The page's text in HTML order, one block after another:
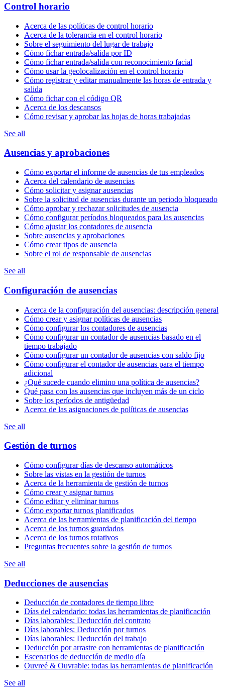
Control horario
Acerca de las políticas de control horario
Acerca de la tolerancia en el control horario
Sobre el seguimiento del lugar de trabajo
Cómo fichar entrada/salida por ID
Cómo fichar entrada/salida con reconocimiento facial
Cómo usar la geolocalización en el control horario
Cómo registrar y editar manualmente las horas de entrada y
salida
Cómo fichar con el código QR
Acerca de los descansos
Cómo revisar y aprobar las hojas de horas trabajadas
See all
Ausencias y aprobaciones
Cómo exportar el informe de ausencias de tus empleados
Acerca del calendario de ausencias
Cómo solicitar y asignar ausencias
Sobre la solicitud de ausencias durante un periodo bloqueado
Cómo aprobar y rechazar solicitudes de ausencia
Cómo configurar períodos bloqueados para las ausencias
Cómo ajustar los contadores de ausencia
Sobre ausencias y aprobaciones
Cómo crear tipos de ausencia
Sobre el rol de responsable de ausencias
See all
Configuración de ausencias
Acerca de la configuración del ausencias: descripción general
Cómo crear y asignar políticas de ausencias
Cómo configurar los contadores de ausencias
Cómo configurar un contador de ausencias basado en el
tiempo trabajado
Cómo configurar un contador de ausencias con saldo fijo
Cómo configurar el contador de ausencias para el tiempo
adicional
¿Qué sucede cuando elimino una política de ausencias?
Qué pasa con las ausencias que incluyen más de un ciclo
Sobre los períodos de antigüedad
Acerca de las asignaciones de políticas de ausencias
See all
Gestión de turnos
Cómo configurar días de descanso automáticos
Sobre las vistas en la gestión de turnos
Acerca de la herramienta de gestión de turnos
Cómo crear y asignar turnos
Cómo editar y eliminar turnos
Cómo exportar turnos planificados
Acerca de las herramientas de planificación del tiempo
Acerca de los turnos guardados
Acerca de los turnos rotativos
Preguntas frecuentes sobre la gestión de turnos
See all
Deducciones de ausencias
Deducción de contadores de tiempo libre
Días del calendario: todas las herramientas de planificación
Días laborables: Deducción del contrato
Días laborables: Deducción por turnos
Días laborables: Deducción del trabajo
Deducción por arrastre con herramientas de planificación
Escenarios de deducción de medio día
Ouvreé & Ouvrable: todas las herramientas de planificación
See all